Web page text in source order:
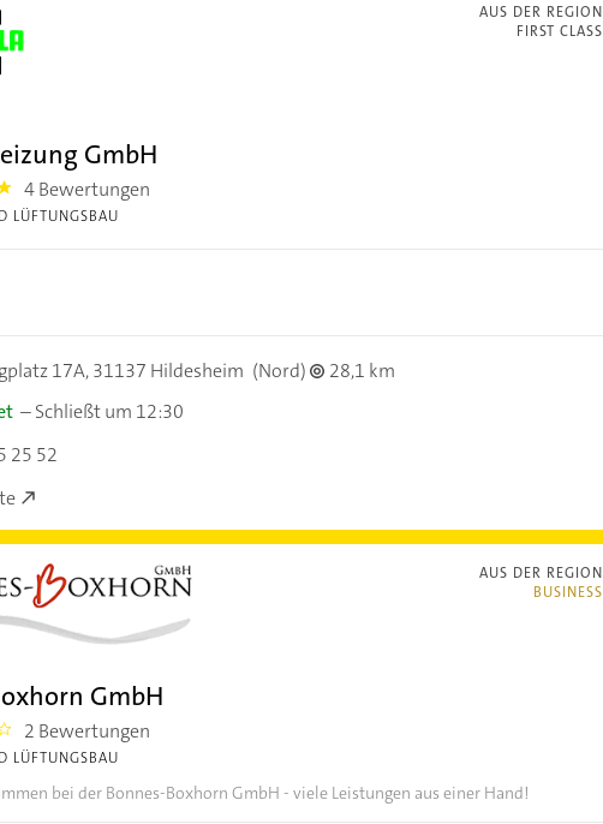
AUS DER REGION
FIRST CLASS
GmbH
4 Bewertungen
LÜFTUNGSBAU
17A,31137 Hildesheim (Nord)
28,1 km
–Schließt um 12:30
25 52
AUS DER REGION
BUSINESS
GmbH
2 Bewertungen
LÜFTUNGSBAU
bei der Bonnes-Boxhorn GmbH - viele Leistungen aus einer Hand!